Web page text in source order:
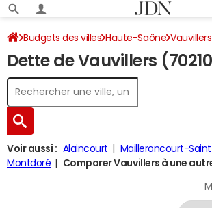
Budgets des villes Haute-Saône Vauvillers
Dette au 31/12/2024
Dette de Vauvillers
Voir aussi : Alaincourt
Mailleroncourt-
Montdoré
Comparer Vauvillers à une